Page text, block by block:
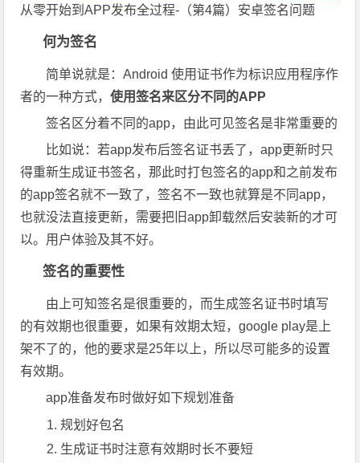
从零 开始到APP发布全过程-（第4篇）安卓签名问题
何为签名
简单说就是：Android 使用证书作为标识应用程序作
者的一种方式，使用签名来区分不同的APP
签名区分着不同的app，由此可见签名是非常重要的
比如说：若app发布后签名证书丢了，app更新时只
得重新生成证书签名，那此时打包签名的app和之前发布
的app签名就不一致了，签名不一致也就算是不同app，
也就没法直接更新，需要把旧app卸载然后安装新的才可
以。用户体验及其不好。
签名的重要性
由上可知签名是很重要的，而生成签名证书时填写
的有效期也很重要，如果有效期太短，google play是上
架不了的，他的要求是25年以上，所以尽可能多的设置
有效期。
app准备发布时做好如下规划准备
规划好包名
生成证书时注意有效期时长不要短